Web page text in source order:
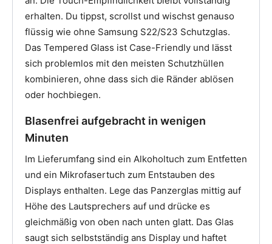
erhalten. Du tippst, scrollst und wischst genauso
flüssig wie ohne Samsung S22/S23 Schutzglas.
Das Tempered Glass ist Case-Friendly und lässt
sich problemlos mit den meisten Schutzhüllen
kombinieren, ohne dass sich die Ränder ablösen
oder hochbiegen.
Blasenfrei aufgebracht in wenigen
Minuten
Im Lieferumfang sind ein Alkoholtuch zum Entfetten
und ein Mikrofasertuch zum Entstauben des
Displays enthalten. Lege das Panzerglas mittig auf
Höhe des Lautsprechers auf und drücke es
gleichmäßig von oben nach unten glatt. Das Glas
saugt sich selbstständig ans Display und haftet